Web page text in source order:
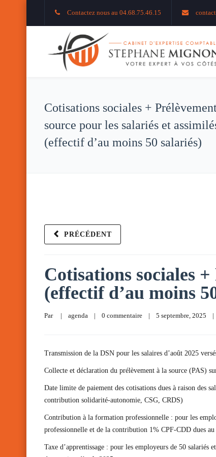
Contactez nous au 04.68.75.46.15
Cotisations sociales +
source pour les salariés et
(effectif d’au moins 50 salariés)
PRÉCÉDENT
Cotisations sociales
(effectif d’au moins
Par | agenda | 0 commentaire | 5 septembre, 2025 |
Transmission de la DSN pour les salaires d’août 2025
Collecte et déclaration du prélèvement à la source (PAS)
Date limite de paiement des cotisations dues à raison des
contribution solidarité-autonomie, CSG, CRDS)
Contribution à la formation professionnelle : pour les
professionnelle et de la contribution 1% CPF-CDD dues
Taxe d’apprentissage : pour les employeurs de 50